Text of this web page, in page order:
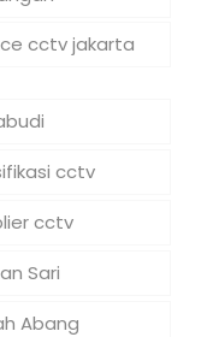
cctv jakarta
cctv
cctv
Sari
Abang